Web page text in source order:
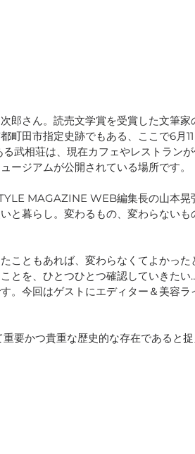
郎さん。読売文学賞を受賞した文筆家
町田市指定史跡でもある、ここで6月11
武相荘は、現在カフェやレストランが
ージアムが公開されている場所です。
MAGAZINE WEB編集長の山本晃
と暮らし。変わるもの、変わらないも
こともあれば、変わらなくてよかった
とを、ひとつひとつ確認していきたい
。今回はゲストにエディター＆美容ラ